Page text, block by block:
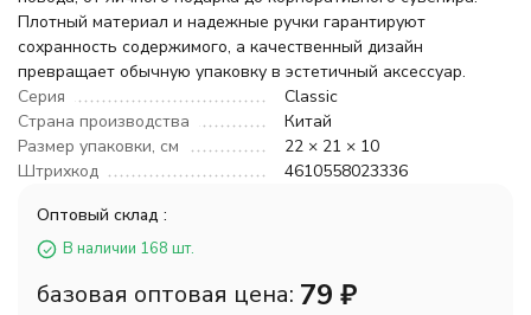
Плотный материал и надежные ручки гарантируют
сохранность содержимого, а качественный дизайн
превращает обычную упаковку в эстетичный аксессуар.
Серия
Classic
Страна производства
Китай
Размер упаковки, см
22 × 21 × 10
Штрихкод
4610558023336
Оптовый склад :
В наличии 168 шт.
базовая оптовая цена: 79 ₽